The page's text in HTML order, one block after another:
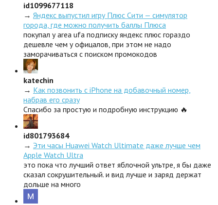
id1099677118
→ Яндекс выпустил игру Плюс Сити — симулятор
города, где можно получить баллы Плюса
покупал у area ufa подписку яндекс плюс гораздо
дешевле чем у офицалов, при этом не надо
заморачиваться с поиском промокодов
katechin
→ Как позвонить с iPhone на добавочный номер,
набрав его сразу
Спасибо за простую и подробную инструкцию 🔥
id801793684
→ Эти часы Huawei Watch Ultimate даже лучше чем
Apple Watch Ultra
это пока что лучший ответ яблочной ультре, я бы даже
сказал сокрушительный. и вид лучше и заряд держат
дольше на много